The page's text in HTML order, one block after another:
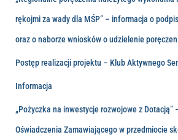
rękojmi za wady dla MŚP” – informacja o
oraz o naborze wniosków o udzielenie
Postęp realizacji projektu – Klub Aktywnego
Informacja
„Pożyczka na inwestycje rozwojowe z
Oświadczenia Zamawiającego w przedmiocie